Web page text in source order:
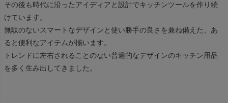
その後も時代に沿ったアイディアと設計でキッチンツールを作り続
けています。
無駄のないスマートなデザインと使い勝手の良さを兼ね備えた、あ
ると便利なアイテムが揃います。
トレンドに左右されることのない普遍的なデザインのキッチン用品
を多く生み出してきました。